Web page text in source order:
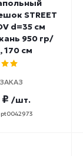
STREET
d=35 см
950 гр/
170 см
/шт.